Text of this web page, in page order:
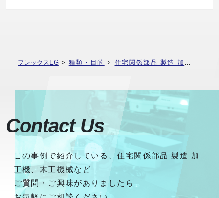
フレックスEG> 種類・目的 > 住宅関係部品 製造 加工機
Contact Us
この事例で紹介している、住宅関係部品 製造 加
工機、木工機械など
ご質問・ご興味がありましたら